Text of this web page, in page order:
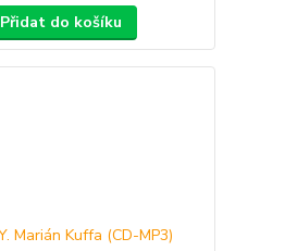
Přidat do košíku